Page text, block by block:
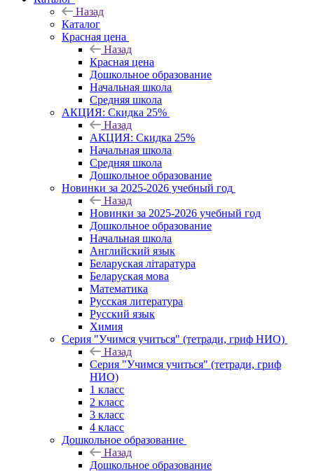
Назад
Каталог
Красная цена
Назад
Красная цена
Дошкольное образование
Начальная школа
Средняя школа
АКЦИЯ: Скидка 25%
Назад
АКЦИЯ: Скидка 25%
Начальная школа
Средняя школа
Дошкольное образование
Новинки за 2025-2026 учебный год
Назад
Новинки за 2025-2026 учебный год
Дошкольное образование
Начальная школа
Английский язык
Беларуская літаратура
Беларуская мова
Математика
Русская литература
Русский язык
Химия
Серия "Учимся учиться" (тетради, гриф НИО)
Назад
Серия "Учимся учиться" (тетради, гриф
НИО)
1 класс
2 класс
3 класс
4 класс
Дошкольное образование
Назад
Дошкольное образование